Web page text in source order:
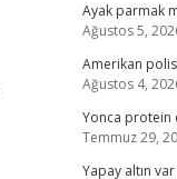
Ayak parmak
Ağustos 5,
Amerikan
Ağustos 4,
Yonca protein
Temmuz 29,
Yapay altın var